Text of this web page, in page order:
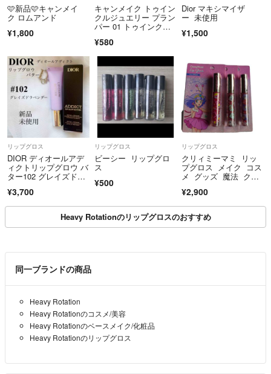
‎🩷新品‎🩷キャンメイ
ク ロムアンド
¥1,800
キャンメイク トゥイン
クルジュエリー プラン
パー 01 トゥインクル
パー
¥580
Dior マキシマイザ
ー 未使用
¥1,500
リップグロス
DIOR ディオールアデ
ィクトリップグロウ バ
ター102 グレイズドラ
¥3,700
リップグロス
ビーシー リップグロ
ス
¥500
リップグロス
クリィミーマミ リッ
プグロス メイク コス
メ グッズ 魔法 クリ
¥2,900
Heavy Rotationのリップグロスのおすすめ
同一ブランドの商品
Heavy Rotation
Heavy Rotationのコスメ/美容
Heavy Rotationのベースメイク/化粧品
Heavy Rotationのリップグロス